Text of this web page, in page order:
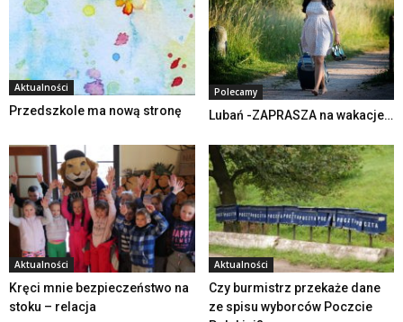
Aktualności
Przedszkole ma nową stronę
Polecamy
Lubań -ZAPRASZA na wakacje…
Aktualności
Kręci mnie bezpieczeństwo na
stoku – relacja
Aktualności
Czy burmistrz przekaże dane
ze spisu wyborców Poczcie